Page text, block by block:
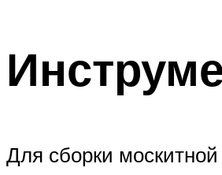
Для сборки